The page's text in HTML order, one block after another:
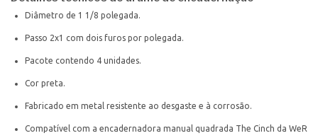
Diâmetro de 1 1/8 polegada.
Passo 2x1 com dois furos por polegada.
Pacote contendo 4 unidades.
Cor preta.
Fabricado em metal resistente ao desgaste e à corrosão.
Compatível com a encadernadora manual quadrada The Cinch da WeR